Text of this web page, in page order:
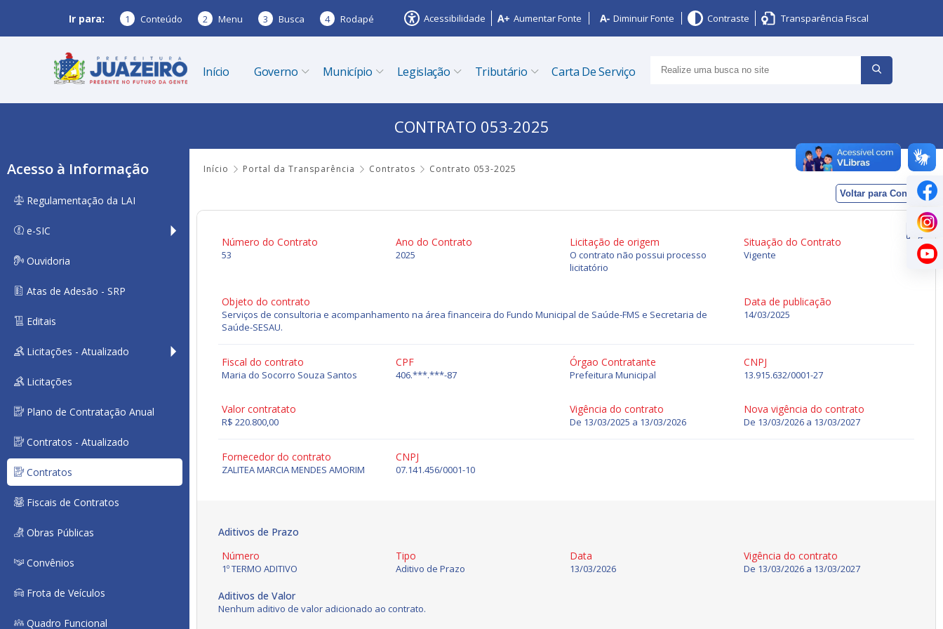
Ir para: 1 Conteúdo 2 Menu 3 Busca 4 Rodapé Acessibilidade Aumentar Fonte Diminuir Fonte Contraste Transparência Fiscal
Início Governo Município Legislação Tributário Carta De Serviço
CONTRATO 053-2025
Início Portal da Transparência Contratos Contrato 053-2025
Acesso à Informação
Regulamentação da LAI
e-SIC
Ouvidoria
Atas de Adesão - SRP
Editais
Licitações - Atualizado
Licitações
Plano de Contratação Anual
Contratos - Atualizado
Contratos
Fiscais de Contratos
Obras Públicas
Convênios
Frota de Veículos
Quadro Funcional
Voltar para Contratos
Número do Contrato
53
Ano do Contrato
2025
Licitação de origem
O contrato não possui processo
licitatório
Situação do Contrato
Vigente
Objeto do contrato
Serviços de consultoria e acompanhamento na área financeira do Fundo Municipal de Saúde-FMS e Secretaria de
Saúde-SESAU.
Data de publicação
14/03/2025
Fiscal do contrato
Maria do Socorro Souza Santos
CPF
406.***.***-87
Órgao Contratante
Prefeitura Municipal
CNPJ
13.915.632/0001-27
Valor contratato
R$ 220.800,00
Vigência do contrato
De 13/03/2025 a 13/03/2026
Nova vigência do contrato
De 13/03/2026 a 13/03/2027
Fornecedor do contrato
ZALITEA MARCIA MENDES AMORIM
CNPJ
07.141.456/0001-10
Aditivos de Prazo
Número
1º TERMO ADITIVO
Tipo
Aditivo de Prazo
Data
13/03/2026
Vigência do contrato
De 13/03/2026 a 13/03/2027
Aditivos de Valor
Nenhum aditivo de valor adicionado ao contrato.